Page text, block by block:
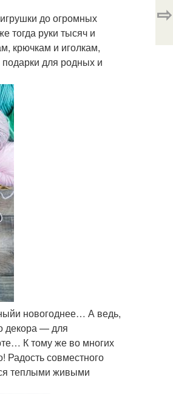
до огромных
тогда руки тысяч и
крючкам и иголкам,
для родных и
новогоднее… А ведь,
декора — для
К тому же во многих
Радость совместного
теплыми живыми
⇨